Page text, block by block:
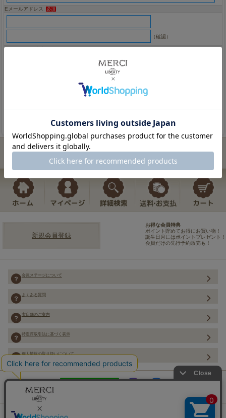
Eメールアドレス 必須
（確認）
お問い合わせ内容
新規会員登録
お得な会員特典
ポイント貯めてお得にお買い物！
誕生日月にはポイントプレゼント！
会員だけの先行予約販売も！
会員ステージについて
よくある質問
実店舗のご案内
特定商取引法に基づく表示
個人情報の取り扱いについて